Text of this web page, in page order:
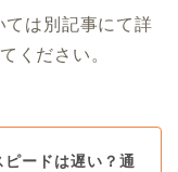
ては別記事にて詳
ください。
ピードは遅い？通